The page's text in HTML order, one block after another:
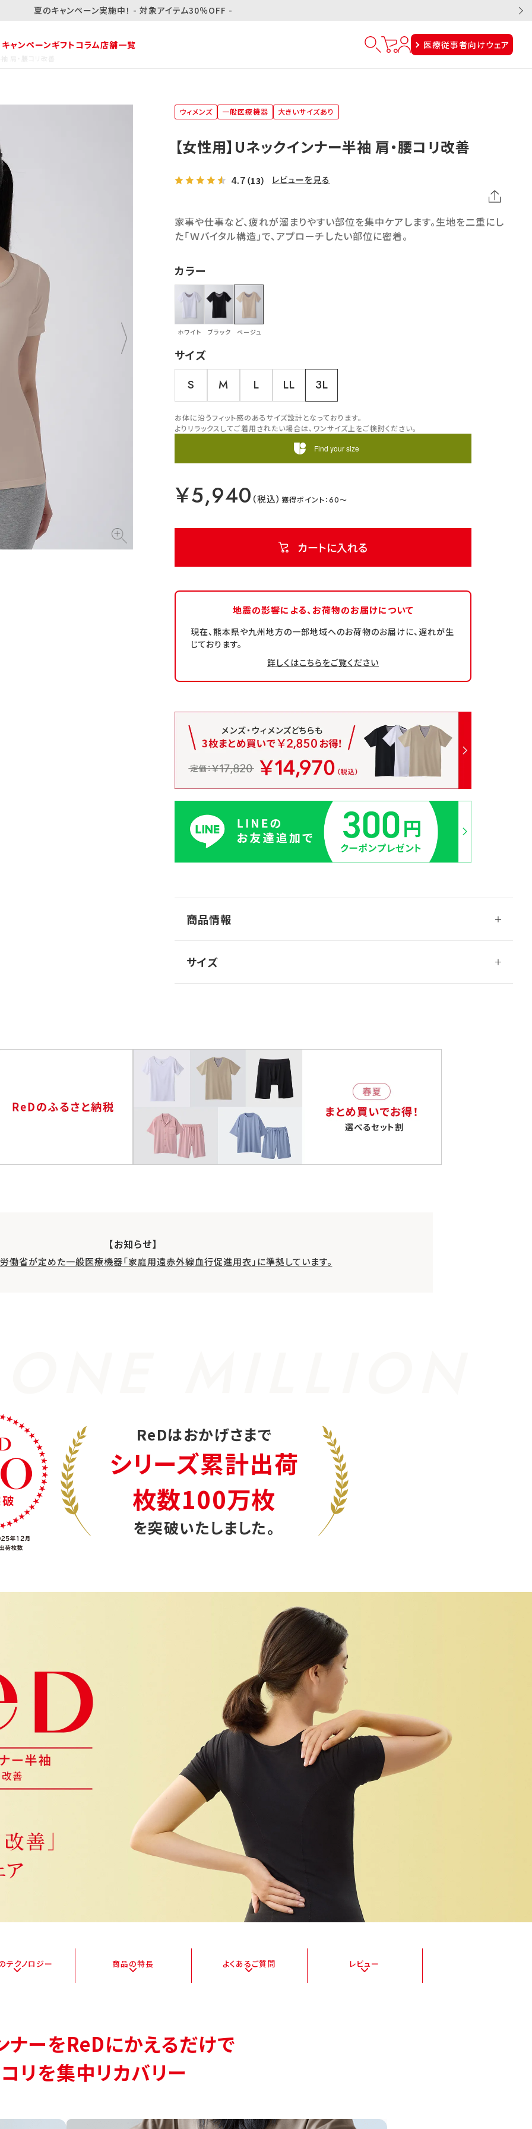
夏のキャンペーン実施中！ - 対象アイテム30％OFF -
キャンペーンギフトコラム店舗一覧 医療従事者向けウェア
ウィメンズ 一般医療機器 大きいサイズあり
【女性用】Uネックインナー半袖 肩・腰コリ改善
4.7 （13） レビューを見る
家事や仕事など、疲れが溜まりやすい部位を集中ケアします。生地を二重にし
た「Ｗバイタル構造」で、アプローチしたい部位に密着。
カラー
ホワイト ブラック ベージュ
サイズ
S M L LL 3L
￥5,940 60
カートに入れる
お体に沿うフィット感のあるサイズ設計となっております。
よりリラックスしてご着用されたい場合は、ワンサイズ上をご検討ください。
Find your size
地震の影響による、 お荷物のお届けについて
現在、熊本県や九州地方の一部地域へのお荷物のお届けに、遅れが生
じております。
詳しくはこちらをご覧ください
商品情報
サイズ
【お知らせ】
働省が定めた一般医療機器「家庭用遠赤外線血行促進用衣」に準拠しています。
ReDはおかげさまで
シリーズ累計出荷
枚数100万枚
を突破いたしました。
テクノロジー 商品の特長 よくあるご質問 レビュー
ナーをReDにかえるだけで
リを集中リカバリー